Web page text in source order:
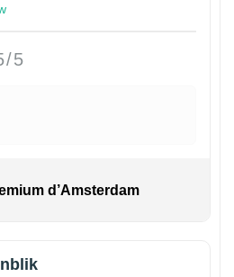
5
d’Amsterdam